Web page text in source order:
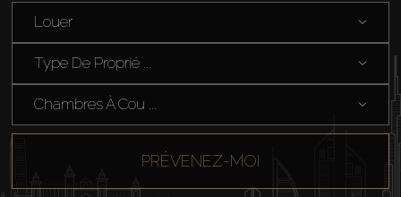
About Us
Louer
Type De Proprié ...
Chambres À Cou ...
PRÉVENEZ-MOI